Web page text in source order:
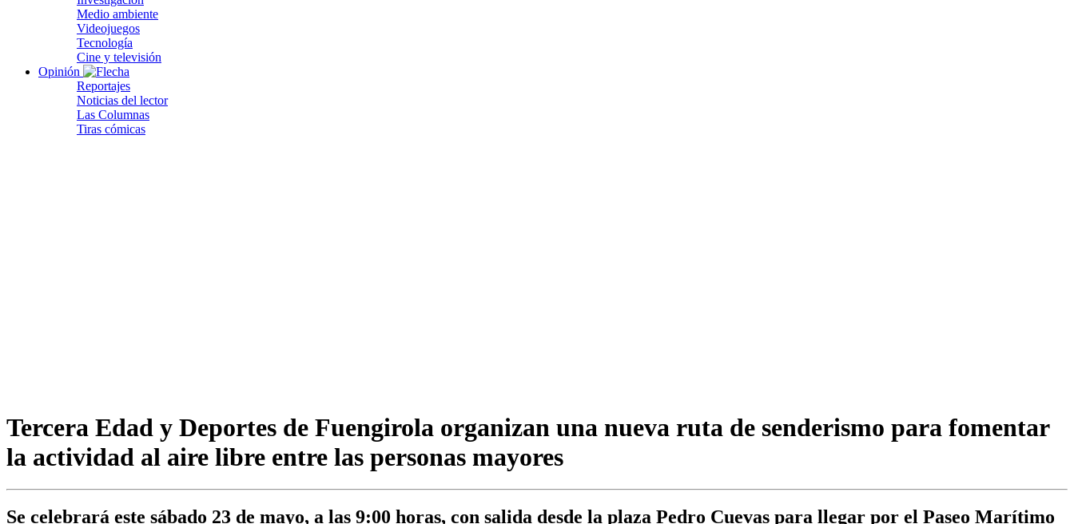
Medio ambiente
Videojuegos
Tecnología
Cine y televisión
Opinión
Reportajes
Noticias del lector
Las Columnas
Tiras cómicas
Tercera Edad y Deportes de Fuengirola organizan una nueva ruta de senderismo para fomentar
la actividad al aire libre entre las personas mayores
Se celebrará este sábado 23 de mayo, a las 9:00 horas, con salida desde la plaza Pedro Cuevas para llegar por el Paseo Marítimo